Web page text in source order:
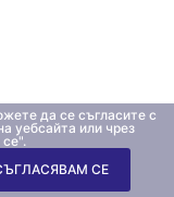
да се съгласите с
уебсайта или чрез
СЕ